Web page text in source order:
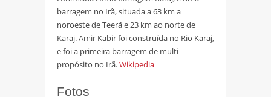
barragem no Irã, situada a 63 km a
noroeste de Teerã e 23 km ao norte de
Karaj. Amir Kabir foi construída no Rio Karaj,
e foi a primeira barragem de multi-
propósito no Irã.Wikipedia
Fotos